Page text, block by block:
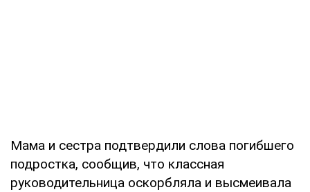
Мама и сестра подтвердили слова погибшего
подростка, сообщив, что классная
руководительница оскорбляла и высмеивала